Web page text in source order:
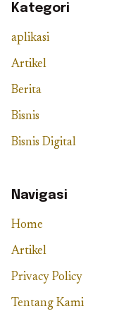
Kategori
aplikasi
Artikel
Berita
Bisnis
Bisnis Digital
Navigasi
Home
Artikel
Privacy Policy
Tentang Kami